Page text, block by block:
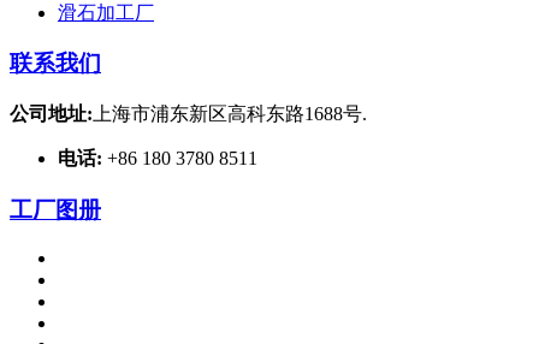
滑石加工厂
联系我们
公司地址: 上海市浦东新区高科东路1688号.
电话: +86 180 3780 8511
工厂图册